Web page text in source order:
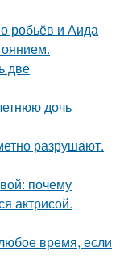
робьёв и Аида
две
дочь
разрушают.
почему
актрисой.
время, если